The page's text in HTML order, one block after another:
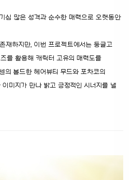
심 많은 성격과 순수한 매력으로 오랫동안
재하지만, 이번 프로젝트에서는 둥글고
를 활용해 캐릭터 고유의 매력도를
의 볼드한 헤어뷰티 무드와 포차코의
미지가 만나 밝고 긍정적인 시너지를 낼